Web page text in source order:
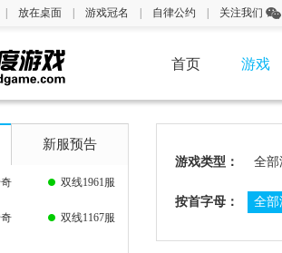
放在桌面 游戏冠名 自律公约 关注我们
首页 游戏
新服预告
双线1961服
双线1167服
游戏类型： 全部
按首字母： 全部